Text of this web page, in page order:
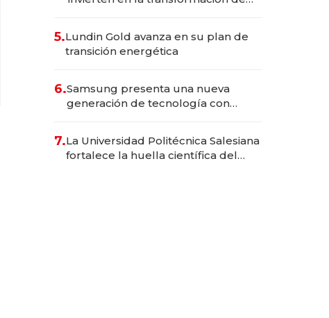
5.Lundin Gold avanza en su plan de
transición energética
6.Samsung presenta una nueva
generación de tecnología con
7.La Universidad Politécnica Salesiana
fortalece la huella científica del